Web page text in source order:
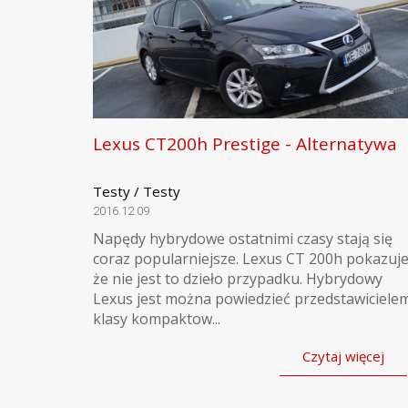
Lexus CT200h Prestige - Alternatywa
Testy / Testy
2016.12.09
Napędy hybrydowe ostatnimi czasy stają się
coraz popularniejsze. Lexus CT 200h
że nie jest to dzieło przypadku. Hybrydowy
Lexus jest można powiedzieć
klasy kompaktow...
Czytaj więcej